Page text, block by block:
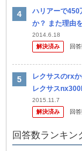
ハリアーで450
か？ また理由
2014.6.18
解決済み
回答
レクサスのrx
レクサス
2015.11.7
解決済み
回答
回答数ランキン